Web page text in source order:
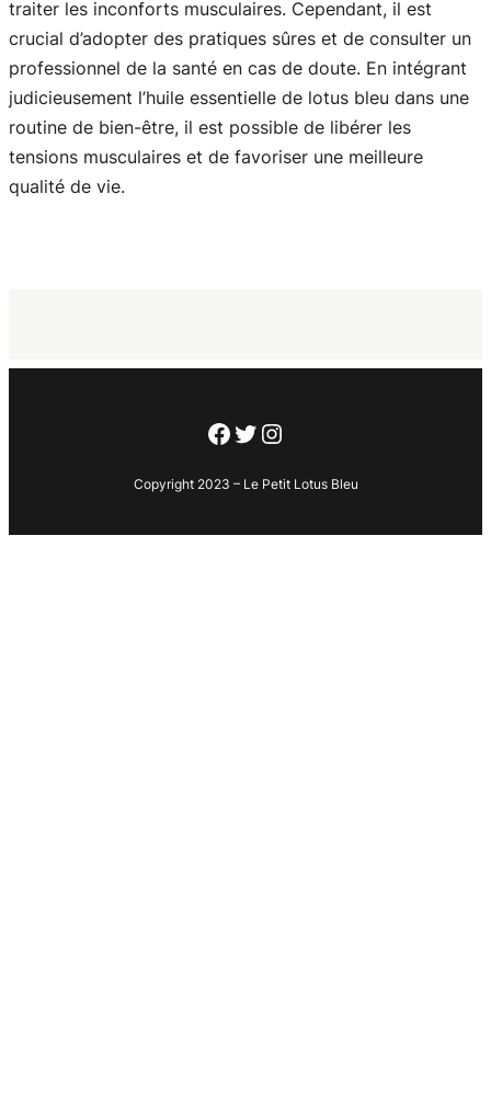
traiter les inconforts musculaires. Cependant, il est
crucial d’adopter des pratiques sûres et de consulter un
professionnel de la santé en cas de doute. En intégrant
judicieusement l’huile essentielle de lotus bleu dans une
routine de bien-être, il est possible de libérer les
tensions musculaires et de favoriser une meilleure
qualité de vie.
Facebook
Twitter
Instagram
Copyright 2023 – Le Petit Lotus Bleu